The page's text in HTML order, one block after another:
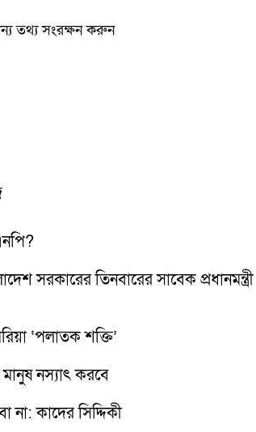
তথ্য সংরক্ষন করুন
সরকারের তিনবারের সাবেক
‘পলাতক শক্তি’
মানুষ নস্যাৎ করবে
না: কাদের সিদ্দিকী